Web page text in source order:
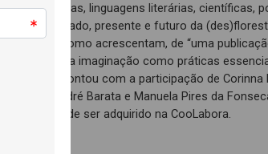
conversas, linguagens literárias, científicas,
o passado, presente e futuro da
Trata-se, como acrescentam, de “uma
escuta e na imaginação como práticas
O debate contou com a participação de Corinna
e de André Barata e Manuela Pires da
O livro pode ser adquirido na CooLabora.